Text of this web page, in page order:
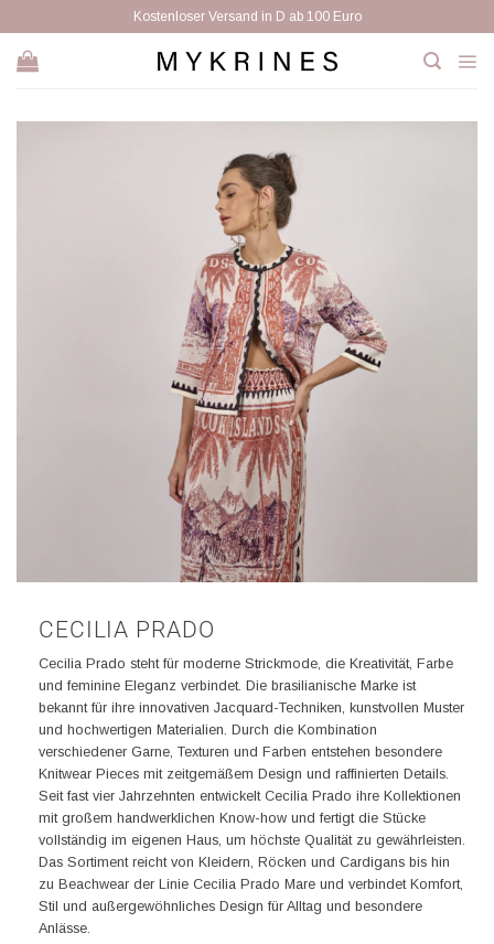
Inhalt
springen
Kostenloser Versand in D ab 100 Euro
CECILIA PRADO
Cecilia Prado steht für moderne Strickmode, die Kreativität, Farbe
und feminine Eleganz verbindet. Die brasilianische Marke ist
bekannt für ihre innovativen Jacquard-Techniken, kunstvollen Muster
und hochwertigen Materialien. Durch die Kombination
verschiedener Garne, Texturen und Farben entstehen besondere
Knitwear Pieces mit zeitgemäßem Design und raffinierten Details.
Seit fast vier Jahrzehnten entwickelt Cecilia Prado ihre Kollektionen
mit großem handwerklichen Know-how und fertigt die Stücke
vollständig im eigenen Haus, um höchste Qualität zu gewährleisten.
Das Sortiment reicht von Kleidern, Röcken und Cardigans bis hin
zu Beachwear der Linie Cecilia Prado Mare und verbindet Komfort,
Stil und außergewöhnliches Design für Alltag und besondere
Anlässe.